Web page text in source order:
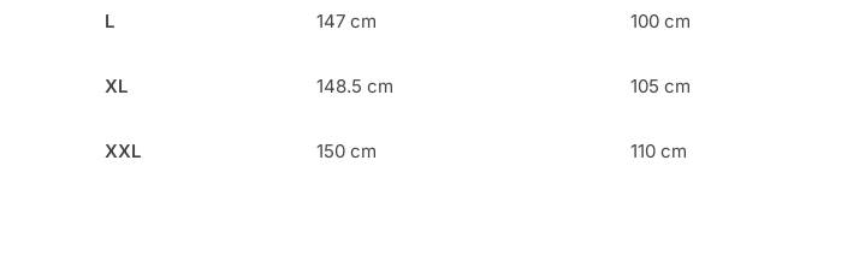
L 147 cm 100 cm
XL 148.5 cm 105 cm
XXL 150 cm 110 cm